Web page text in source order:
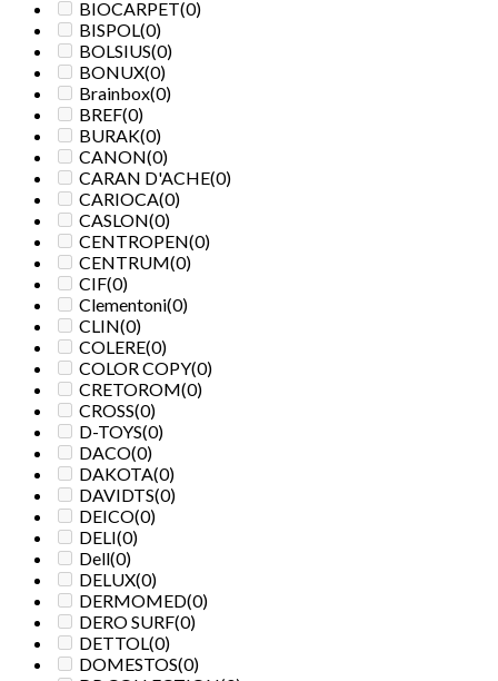
BIOCARPET(0)
BISPOL(0)
BOLSIUS(0)
BONUX(0)
Brainbox(0)
BREF(0)
BURAK(0)
CANON(0)
CARAN D'ACHE(0)
CARIOCA(0)
CASLON(0)
CENTROPEN(0)
CENTRUM(0)
CIF(0)
Clementoni(0)
CLIN(0)
COLERE(0)
COLOR COPY(0)
CRETOROM(0)
CROSS(0)
D-TOYS(0)
DACO(0)
DAKOTA(0)
DAVIDTS(0)
DEICO(0)
DELI(0)
Dell(0)
DELUX(0)
DERMOMED(0)
DERO SURF(0)
DETTOL(0)
DOMESTOS(0)